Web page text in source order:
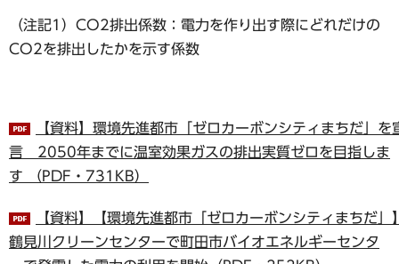
（注記1）CO2排出係数：電力を作り出す際にどれだけの
CO2を排出したかを示す係数
【資料】環境先進都市「ゼロカーボンシティまちだ」を
言 2050年までに温室効果ガスの排出実質ゼロを目指しま
す （PDF・731KB）
【資料】【環境先進都市「ゼロカーボンシティまちだ」
鶴見川クリーンセンターで町田市バイオエネルギーセンタ